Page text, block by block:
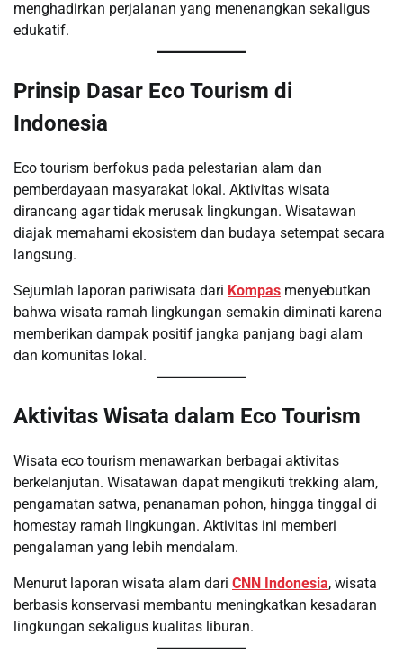
menghadirkan perjalanan yang menenangkan sekaligus
edukatif.
Prinsip Dasar Eco Tourism di
Indonesia
Eco tourism berfokus pada pelestarian alam dan
pemberdayaan masyarakat lokal. Aktivitas wisata
dirancang agar tidak merusak lingkungan. Wisatawan
diajak memahami ekosistem dan budaya setempat secara
langsung.
Sejumlah laporan pariwisata dari Kompas menyebutkan
bahwa wisata ramah lingkungan semakin diminati karena
memberikan dampak positif jangka panjang bagi alam
dan komunitas lokal.
Aktivitas Wisata dalam Eco Tourism
Wisata eco tourism menawarkan berbagai aktivitas
berkelanjutan. Wisatawan dapat mengikuti trekking alam,
pengamatan satwa, penanaman pohon, hingga tinggal di
homestay ramah lingkungan. Aktivitas ini memberi
pengalaman yang lebih mendalam.
Menurut laporan wisata alam dari CNN Indonesia, wisata
berbasis konservasi membantu meningkatkan kesadaran
lingkungan sekaligus kualitas liburan.